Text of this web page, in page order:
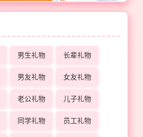
男生礼物 长辈礼物
男友礼物 女友礼物
老公礼物 儿子礼物
同学礼物 员工礼物